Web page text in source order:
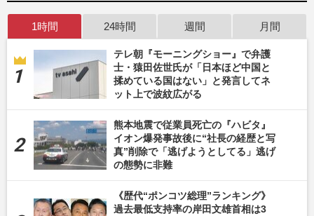
1時間 24時間 週間 月間
テレ朝『モーニングショー』で弁護
士・猿田佐世氏が「日本ほど中国と
揉めている国はない」と発言してネ
ット上で波紋広がる
熊本地震で従業員死亡の『ハビタ』
イオン爆発事故後に“社長の経歴と写
真”削除で「逃げようとしてる」逃げ
の態勢に非難
《歴代“ポンコツ総理”ランキング》
過去最低支持率の岸田文雄首相は3